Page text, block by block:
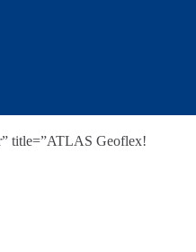
title=”ATLAS Geoflex!